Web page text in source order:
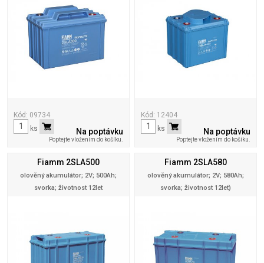
Kód: 09734
Na poptávku
Poptejte vložením do košíku.
ks
Kód: 12404
Na poptávku
Poptejte vložením do košíku.
ks
Fiamm 2SLA500
olověný akumulátor; 2V; 500Ah;
svorka; životnost 12let
Fiamm 2SLA580
olověný akumulátor; 2V; 580Ah;
svorka; životnost 12let)